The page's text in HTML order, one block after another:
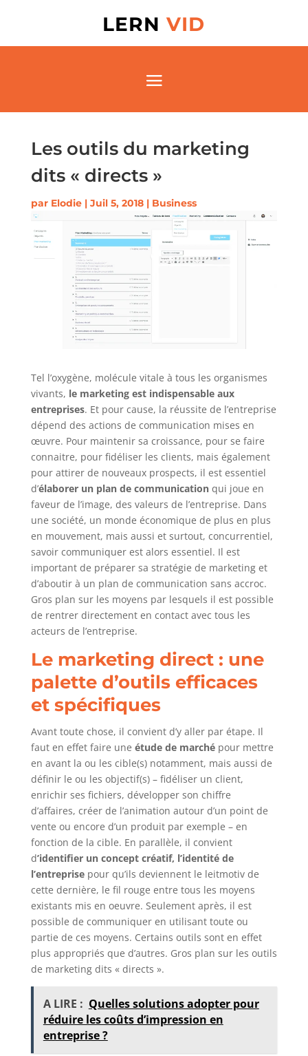
LERNVID
Les outils du marketing
dits « directs »
par Elodie| Juil 5, 2018| Business
Tel l’oxygène, molécule vitale à tous les organismes
vivants, le marketing est indispensable aux
entreprises. Et pour cause, la réussite de l’entreprise
dépend des actions de communication mises en
œuvre. Pour maintenir sa croissance, pour se faire
connaitre, pour fidéliser les clients, mais également
pour attirer de nouveaux prospects, il est essentiel
d’élaborer un plan de communication qui joue en
faveur de l’image, des valeurs de l’entreprise. Dans
une société, un monde économique de plus en plus
en mouvement, mais aussi et surtout, concurrentiel,
savoir communiquer est alors essentiel. Il est
important de préparer sa stratégie de marketing et
d’aboutir à un plan de communication sans accroc.
Gros plan sur les moyens par lesquels il est possible
de rentrer directement en contact avec tous les
acteurs de l’entreprise.
Le marketing direct : une
palette d’outils efficaces
et spécifiques
Avant toute chose, il convient d’y aller par étape. Il
faut en effet faire une étude de marchépour mettre
en avant la ou les cible(s) notamment, mais aussi de
définir le ou les objectif(s) – fidéliser un client,
enrichir ses fichiers, développer son chiffre
d’affaires, créer de l’animation autour d’un point de
vente ou encore d’un produit par exemple – en
fonction de la cible. En parallèle, il convient
d’identifier un concept créatif, l’identité de
l’entreprisepour qu’ils deviennent le leitmotiv de
cette dernière, le fil rouge entre tous les moyens
existants mis en oeuvre. Seulement après, il est
possible de communiquer en utilisant toute ou
partie de ces moyens. Certains outils sont en effet
plus appropriés que d’autres. Gros plan sur les outils
de marketing dits « directs ».
A LIRE : Quelles solutions adopter pour
réduire les coûts d’impression en
entreprise ?